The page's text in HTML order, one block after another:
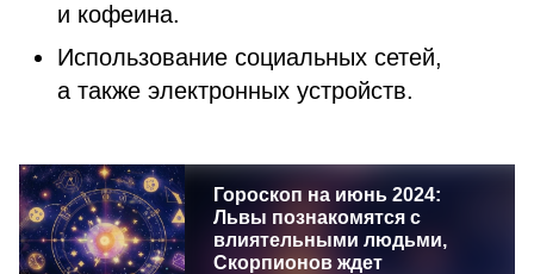
и кофеина.
Использование социальных сетей,
а также электронных устройств.
Гороскоп на июнь 2024:
Львы познакомятся с
влиятельными людьми,
Скорпионов ждет